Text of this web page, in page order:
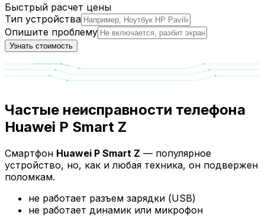
Быстрый расчет цены
Тип устройства
Опишите проблему
Узнать стоимость
Частые неисправности телефона
Huawei P Smart Z
Смартфон Huawei P Smart Z — популярное
устройство, но, как и любая техника, он подвержен
поломкам.
не работает разъем зарядки (USB)
не работает динамик или микрофон